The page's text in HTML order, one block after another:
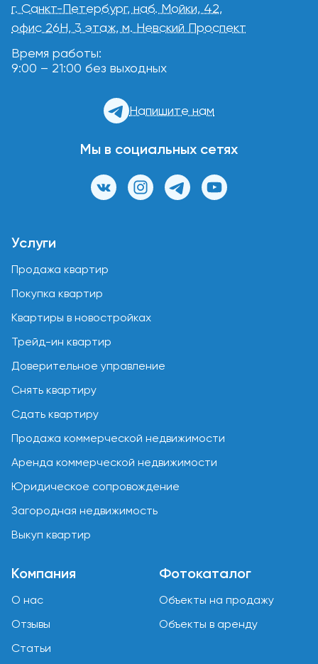
г. Санкт-Петербург, наб. Мойки, 42,
офис 26Н, 3 этаж, м. Невский Проспект
Время работы:
9:00 – 21:00 без выходных
Напишите нам
Мы в социальных сетях
Услуги
Продажа квартир
Покупка квартир
Квартиры в новостройках
Трейд-ин квартир
Доверительное управление
Снять квартиру
Сдать квартиру
Продажа коммерческой недвижимости
Аренда коммерческой недвижимости
Юридическое сопровождение
Загородная недвижимость
Выкуп квартир
Компания
О нас
Отзывы
Статьи
Фотокаталог
Объекты на продажу
Объекты в аренду